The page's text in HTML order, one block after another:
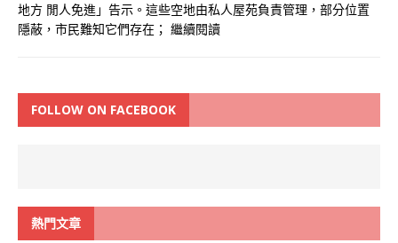
地方 閒人免進」告示。這些空地由私人屋苑負責管理，部分位置
隱蔽，市民難知它們存在； 繼續閱讀
FOLLOW ON FACEBOOK
熱門文章